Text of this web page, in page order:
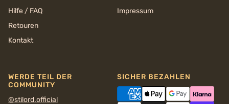
Hilfe / FAQ
Retouren
Kontakt
Impressum
WERDE TEIL DER
COMMUNITY
@stilord.official
SICHER BEZAHLEN